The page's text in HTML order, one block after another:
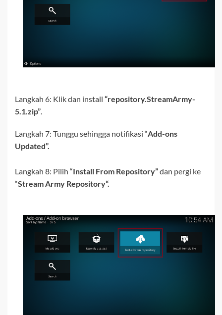
Langkah 6: Klik dan install “repository.StreamArmy-
5.1.zip”
Langkah 7: Tunggu sehingga notifikasi “Add-ons
Updated”.
Langkah 8: Pilih “Install From Repository”dan pergi ke
“Stream Army Repository“.